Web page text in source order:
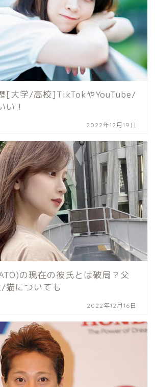
[大学/高校]TikTokやYouTube/
い！
2022年12月19日
の現在の彼氏とは破局？父
についても
2022年12月16日